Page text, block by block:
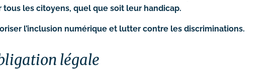
les citoyens, quel que soit leur handicap.
l’inclusion numérique et lutter contre les discriminations.
légale